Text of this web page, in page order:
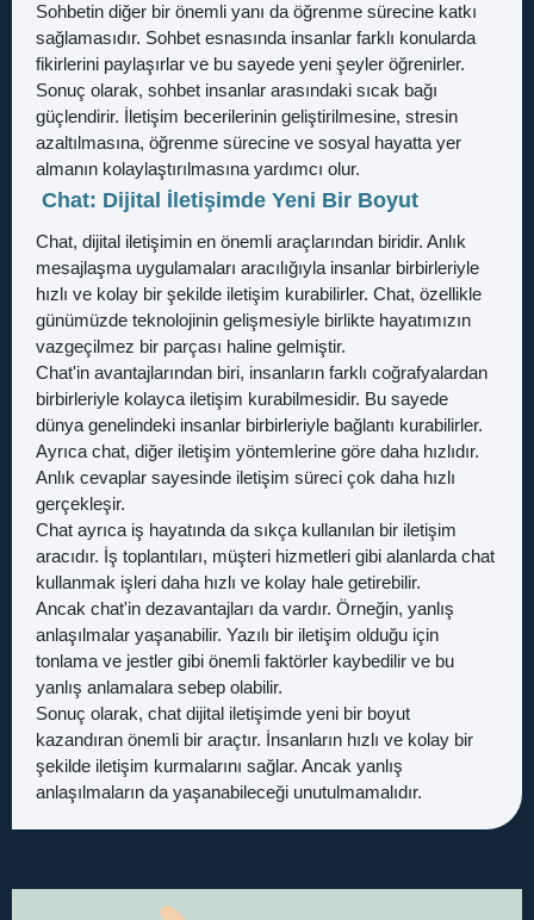
Sohbetin diğer bir önemli yanı da öğrenme sürecine katkı
sağlamasıdır. Sohbet esnasında insanlar farklı konularda
fikirlerini paylaşırlar ve bu sayede yeni şeyler öğrenirler.
Sonuç olarak, sohbet insanlar arasındaki sıcak bağı
güçlendirir. İletişim becerilerinin geliştirilmesine, stresin
azaltılmasına, öğrenme sürecine ve sosyal hayatta yer
almanın kolaylaştırılmasına yardımcı olur.
Chat: Dijital İletişimde Yeni Bir Boyut
Chat, dijital iletişimin en önemli araçlarından biridir. Anlık
mesajlaşma uygulamaları aracılığıyla insanlar birbirleriyle
hızlı ve kolay bir şekilde iletişim kurabilirler. Chat, özellikle
günümüzde teknolojinin gelişmesiyle birlikte hayatımızın
vazgeçilmez bir parçası haline gelmiştir.
Chat'in avantajlarından biri, insanların farklı coğrafyalardan
birbirleriyle kolayca iletişim kurabilmesidir. Bu sayede
dünya genelindeki insanlar birbirleriyle bağlantı kurabilirler.
Ayrıca chat, diğer iletişim yöntemlerine göre daha hızlıdır.
Anlık cevaplar sayesinde iletişim süreci çok daha hızlı
gerçekleşir.
Chat ayrıca iş hayatında da sıkça kullanılan bir iletişim
aracıdır. İş toplantıları, müşteri hizmetleri gibi alanlarda chat
kullanmak işleri daha hızlı ve kolay hale getirebilir.
Ancak chat'in dezavantajları da vardır. Örneğin, yanlış
anlaşılmalar yaşanabilir. Yazılı bir iletişim olduğu için
tonlama ve jestler gibi önemli faktörler kaybedilir ve bu
yanlış anlamalara sebep olabilir.
Sonuç olarak, chat dijital iletişimde yeni bir boyut
kazandıran önemli bir araçtır. İnsanların hızlı ve kolay bir
şekilde iletişim kurmalarını sağlar. Ancak yanlış
anlaşılmaların da yaşanabileceği unutulmamalıdır.